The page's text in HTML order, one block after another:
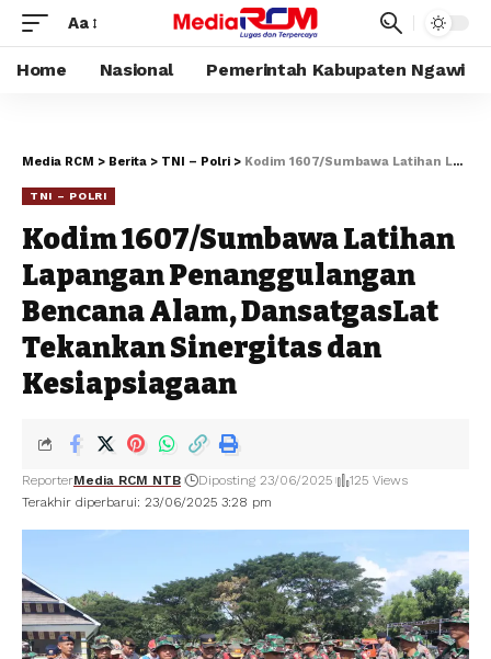
Aa
Home Nasional Pemerintah Kabupaten Ngawi
Media RCM > Berita > TNI – Polri > ‎Kodim 1607/Sumbawa Latihan Lapangan Penanggulangan Bencana Alam, DansatgasLat Tekankan Sinergitas dan Kesiapsiagaan
TNI – POLRI
‎Kodim 1607/Sumbawa Latihan
Lapangan Penanggulangan
Bencana Alam, DansatgasLat
Tekankan Sinergitas dan
Kesiapsiagaan
Terakhir diperbarui: 23/06/2025 3:28 pm
ReporterMedia RCM NTB Diposting 23/06/2025 125 Views